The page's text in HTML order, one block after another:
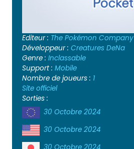
Editeur : The Pokémon Company
Développeur : Creatures DeNa
Genre : Inclassable
Support : Mobile
Nombre de joueurs : 1
Site officiel
Sorties :
30 Octobre 2024
30 Octobre 2024